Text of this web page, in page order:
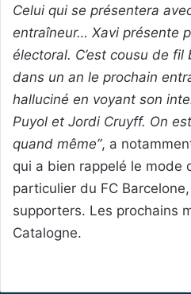
Celui qui se présentera
entraîneur… Xavi présente
électoral. C’est cousu de fil
dans un an le prochain
halluciné en voyant son
Puyol et Jordi Cruyff. On
quand même”, a
qui a bien rappelé le mode
particulier du FC
supporters. Les prochains
Catalogne.